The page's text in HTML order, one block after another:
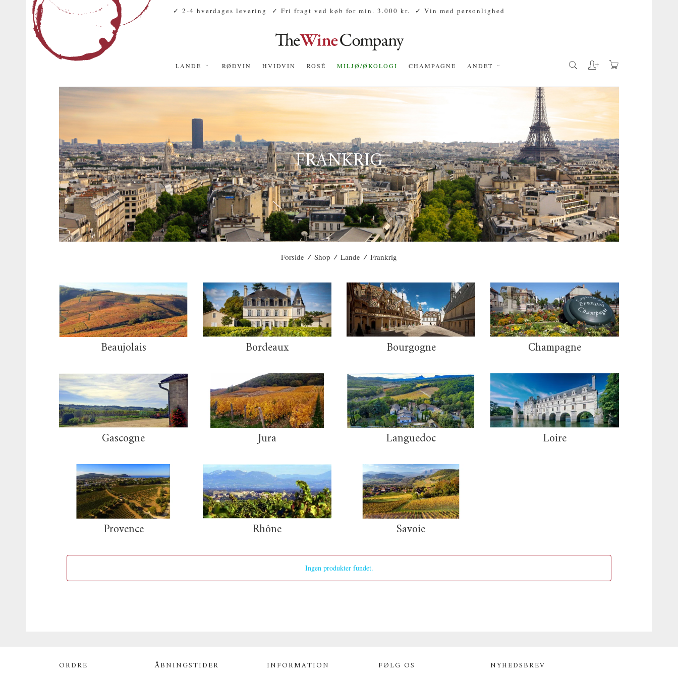
✓ 2-4 hverdages levering ✓ Fri fragt ved køb for min. 3.000 kr. ✓ Vin med personlighed
LANDE RØDVIN HVIDVIN ROSÉ MILJØ/ØKOLOGI CHAMPAGNE ANDET
FRANKRIG
Forside / Shop / Lande / Frankrig
Beaujolais Bordeaux Bourgogne Champagne
Gascogne Jura Languedoc Loire
Provence Rhône Savoie
Ingen produkter fundet.
ORDRE ÅBNINGSTIDER INFORMATION FØLG OS NYHEDSBREV